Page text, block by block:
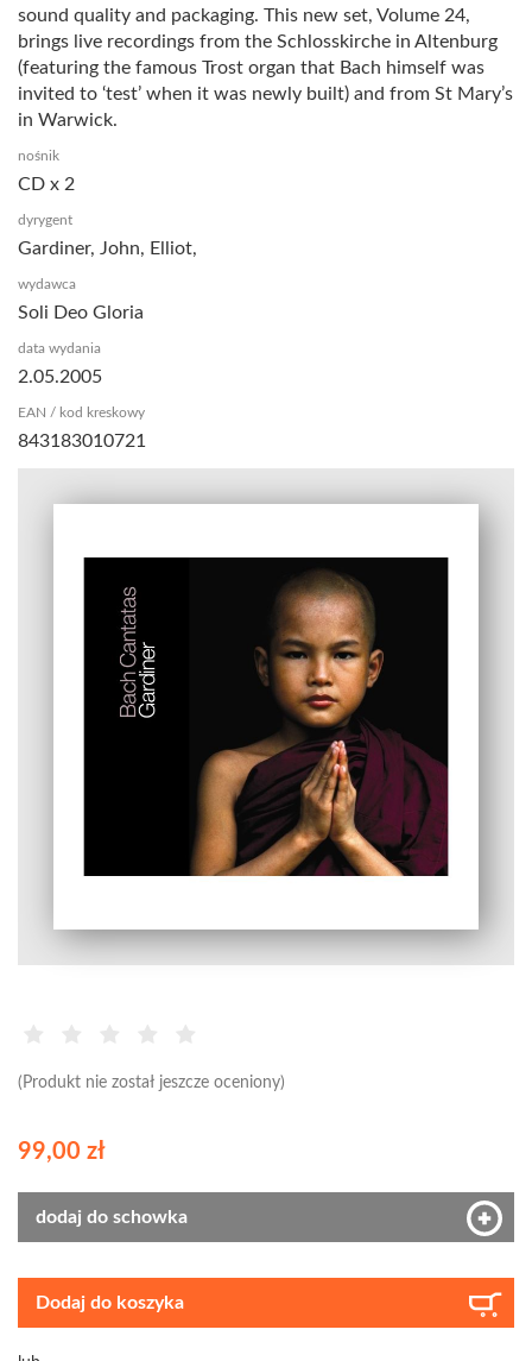
(Produkt nie został jeszcze oceniony)
sound quality and packaging. This new set, Volume 24,
brings live recordings from the Schlosskirche in Altenburg
(featuring the famous Trost organ that Bach himself was
invited to ‘test’ when it was newly built) and from St Mary’s
in Warwick.
nośnik
CD x 2
dyrygent
Gardiner, John, Elliot,
wydawca
Soli Deo Gloria
data wydania
2.05.2005
EAN / kod kreskowy
843183010721
99,00 zł
dodaj do schowka
Dodaj do koszyka